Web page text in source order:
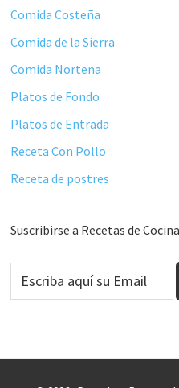
Comida Costeña
Comida de la Sierra
Comida Nortena
Platos de Fondo
Platos de Entrada
Receta Con Pollo
Receta de postres
Suscribirse a Recetas de